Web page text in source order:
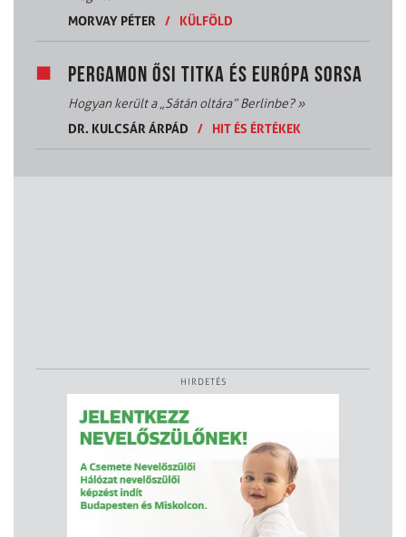
MORVAY PÉTER
/ KÜLFÖLD
PERGAMON ŐSI TITKA ÉS EURÓPA SORSA
Hogyan került a „Sátán oltára” Berlinbe?»
DR. KULCSÁR ÁRPÁD
/ HIT ÉS ÉRTÉKEK
HIRDETÉS